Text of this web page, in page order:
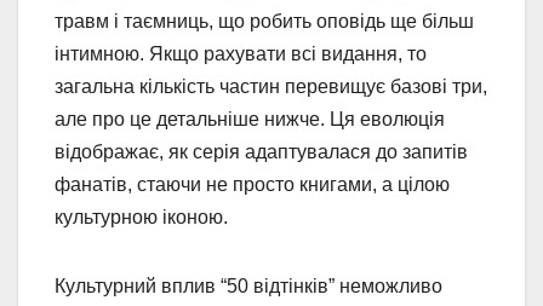
травм і таємниць, що робить оповідь ще більш
інтимною. Якщо рахувати всі видання, то
загальна кількість частин перевищує базові три,
але про це детальніше нижче. Ця еволюція
відображає, як серія адаптувалася до запитів
фанатів, стаючи не просто книгами, а цілою
культурною іконою.
Культурний вплив “50 відтінків” неможливо